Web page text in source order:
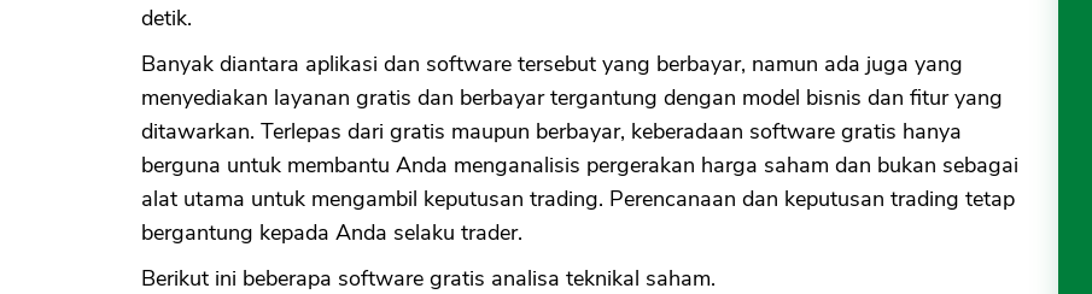
detik.
Banyak diantara aplikasi dan software tersebut yang berbayar, namun ada juga yang
menyediakan layanan gratis dan berbayar tergantung dengan model bisnis dan fitur yang
ditawarkan. Terlepas dari gratis maupun berbayar, keberadaan software gratis hanya
berguna untuk membantu Anda menganalisis pergerakan harga saham dan bukan sebagai
alat utama untuk mengambil keputusan trading. Perencanaan dan keputusan trading tetap
bergantung kepada Anda selaku trader.
Berikut ini beberapa software gratis analisa teknikal saham.